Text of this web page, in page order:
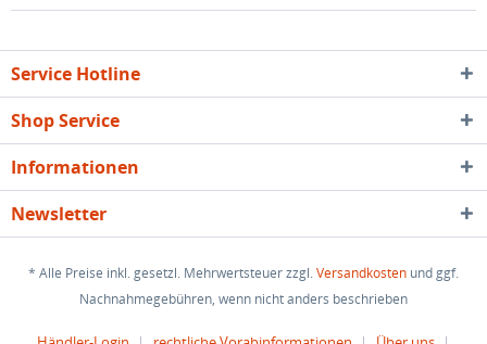
Service Hotline
Shop Service
Informationen
Newsletter
* Alle Preise inkl. gesetzl. Mehrwertsteuer zzgl.Versandkosten und ggf.
Nachnahmegebühren, wenn nicht anders beschrieben